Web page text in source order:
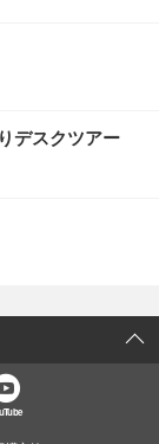
デスクツアー